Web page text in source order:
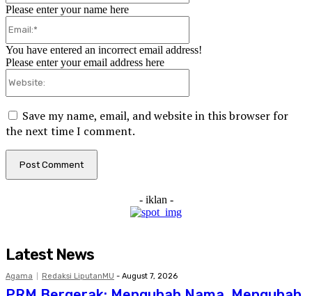
Please enter your name here
You have entered an incorrect email address!
Please enter your email address here
Save my name, email, and website in this browser for
the next time I comment.
- iklan -
Latest News
Agama Redaksi LiputanMU - August 7, 2026